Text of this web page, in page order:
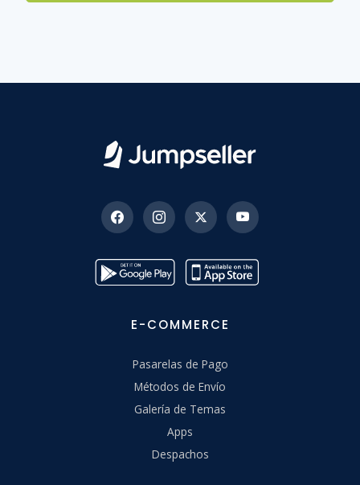
E-COMMERCE
Pasarelas de Pago
Métodos de Envío
Galería de Temas
Apps
Despachos